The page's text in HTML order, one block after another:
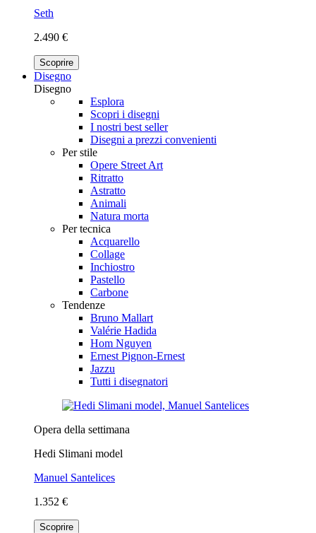
Seth
2.490 €
Scoprire
Disegno
Disegno
Esplora
Scopri i disegni
I nostri best seller
Disegni a prezzi convenienti
Per stile
Opere Street Art
Ritratto
Astratto
Animali
Natura morta
Per tecnica
Acquarello
Collage
Inchiostro
Pastello
Carbone
Tendenze
Bruno Mallart
Valérie Hadida
Hom Nguyen
Ernest Pignon-Ernest
Jazzu
Tutti i disegnatori
Opera della settimana
Hedi Slimani model
Manuel Santelices
1.352 €
Scoprire